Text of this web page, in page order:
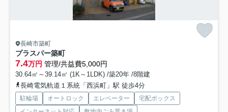
長崎市築町
プラスパー築町
7.4万円 管理/共益費5,000円
30.64㎡～39.14㎡ (1K～1LDK) /築20年 /8階建
長崎電気軌道１系統「西浜町」駅 徒歩4分
駐輪場 オートロック エレベーター
宅配ボックス